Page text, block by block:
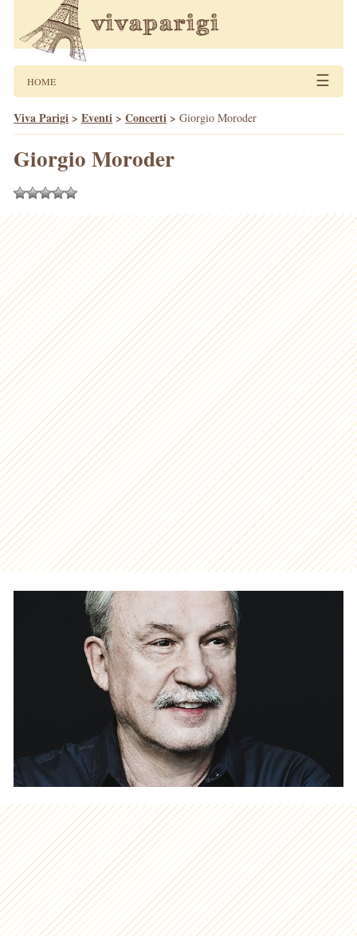
HOME ☰
Viva Parigi > Eventi > Concerti > Giorgio Moroder
Giorgio Moroder